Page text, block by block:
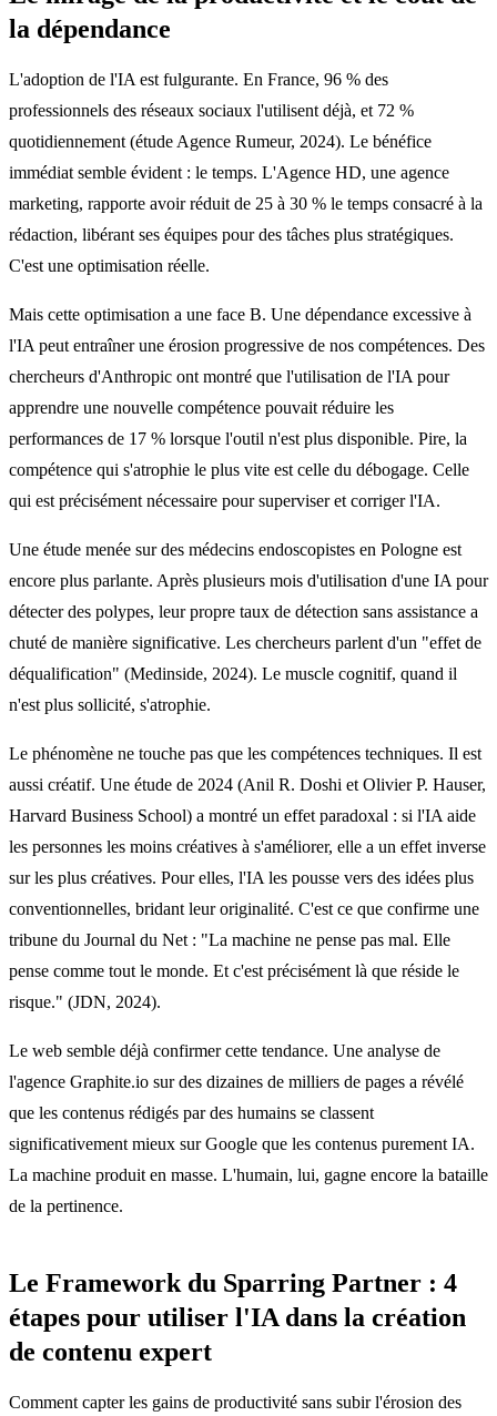
la dépendance
L'adoption de l'IA est fulgurante. En France, 96 % des
professionnels des réseaux sociaux l'utilisent déjà, et 72 %
quotidiennement (étude Agence Rumeur, 2024). Le bénéfice
immédiat semble évident : le temps. L'Agence HD, une agence
marketing, rapporte avoir réduit de 25 à 30 % le temps consacré à la
rédaction, libérant ses équipes pour des tâches plus stratégiques.
C'est une optimisation réelle.
Mais cette optimisation a une face B. Une dépendance excessive à
l'IA peut entraîner une érosion progressive de nos compétences. Des
chercheurs d'Anthropic ont montré que l'utilisation de l'IA pour
apprendre une nouvelle compétence pouvait réduire les
performances de 17 % lorsque l'outil n'est plus disponible. Pire, la
compétence qui s'atrophie le plus vite est celle du débogage. Celle
qui est précisément nécessaire pour superviser et corriger l'IA.
Une étude menée sur des médecins endoscopistes en Pologne est
encore plus parlante. Après plusieurs mois d'utilisation d'une IA pour
détecter des polypes, leur propre taux de détection sans assistance a
chuté de manière significative. Les chercheurs parlent d'un "effet de
déqualification" (Medinside, 2024). Le muscle cognitif, quand il
n'est plus sollicité, s'atrophie.
Le phénomène ne touche pas que les compétences techniques. Il est
aussi créatif. Une étude de 2024 (Anil R. Doshi et Olivier P. Hauser,
Harvard Business School) a montré un effet paradoxal : si l'IA aide
les personnes les moins créatives à s'améliorer, elle a un effet inverse
sur les plus créatives. Pour elles, l'IA les pousse vers des idées plus
conventionnelles, bridant leur originalité. C'est ce que confirme une
tribune du Journal du Net : "La machine ne pense pas mal. Elle
pense comme tout le monde. Et c'est précisément là que réside le
risque." (JDN, 2024).
Le web semble déjà confirmer cette tendance. Une analyse de
l'agence Graphite.io sur des dizaines de milliers de pages a révélé
que les contenus rédigés par des humains se classent
significativement mieux sur Google que les contenus purement IA.
La machine produit en masse. L'humain, lui, gagne encore la bataille
de la pertinence.
Le Framework du Sparring Partner : 4
étapes pour utiliser l'IA dans la création
de contenu expert
Comment capter les gains de productivité sans subir l'érosion des